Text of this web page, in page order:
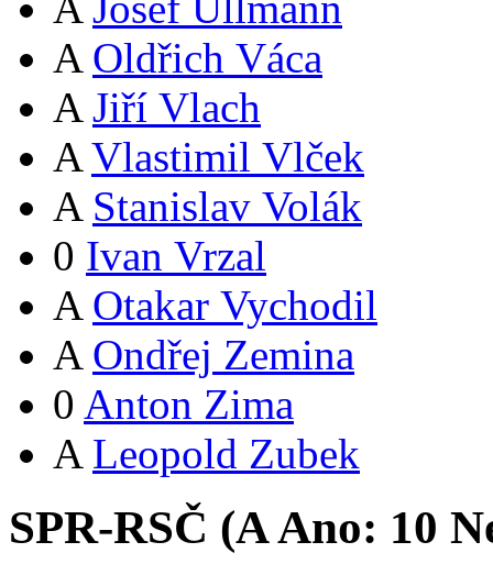
A Oldřich Váca
A Jiří Vlach
A Vlastimil Vlček
A Stanislav Volák
0 Ivan Vrzal
A Otakar Vychodil
A Ondřej Zemina
0 Anton Zima
A Leopold Zubek
SPR-RSČ (AAno: 10